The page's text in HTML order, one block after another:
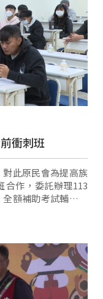
衝刺班
此原民會為提高族
合作，委託辦理113
額補助考試輔導相
僅招收約30名學